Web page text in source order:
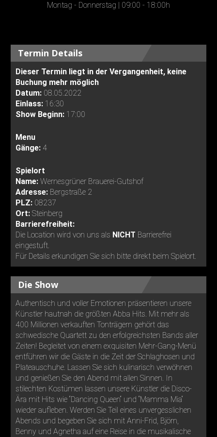
Montag - Donnerstag | 09:00 - 18:00h
Termin Details
Dieser Termin liegt in der Vergangenheit, keine
Buchung mehr möglich
Datum: 08.05.2022
Einlass: 16:30
Show Beginn: 17:00
Menu
Gänge: 4
Spielort
Name:Wernesgrüner Brauerei-Gutshof
Adresse: Bergstraße 2
PLZ: 08237
Ort:Steinberg
Barrierefreiheit:
Die Location wird von uns als NICHT Barrierefrei
eingestuft.
Für Details erkundigen Sie sich bitte direkt beim Spielort.
Die Show
Authentisch und voller Emotionen präsentieren unsere
Künstler hautnah die größten Abba Hits. Mit mehr als
400 Millionen verkauften Tonträgern gehört das
schwedische Quartett zu den erfolgreichsten Bands aller
Zeiten! Begleitet von einem exquisiten Mehr-Gang-Menü
entführen wir die Gäste in die Zeit der Schlaghosen und
Plateauschuhe. Lassen Sie sich kulinarisch verwöhnen
und genießen Sie den Abend mit allen Sinnen. In
stilechten Kostümen lassen unsere Künstler die Disco-
Ära mit Hits wie “Dancing Queen“ und “Mamma Mia“
wieder aufleben. Werden Sie Teil eines unvergesslichen
Abends und begeben Sie sich mit Anni-Frid, Björn,
Benny und Agnetha auf eine Reise in die musikalische